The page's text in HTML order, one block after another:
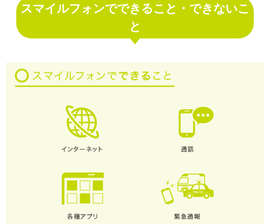
スマイルフォンでできること・できないこ
と